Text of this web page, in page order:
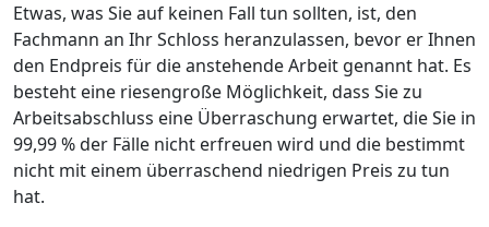
Etwas, was Sie auf keinen Fall tun sollten, ist, den
Fachmann an Ihr Schloss heranzulassen, bevor er Ihnen
den Endpreis für die anstehende Arbeit genannt hat. Es
besteht eine riesengroße Möglichkeit, dass Sie zu
Arbeitsabschluss eine Überraschung erwartet, die Sie in
99,99 % der Fälle nicht erfreuen wird und die bestimmt
nicht mit einem überraschend niedrigen Preis zu tun
hat.